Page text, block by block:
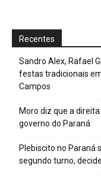
Recentes
Sandro Alex, Rafael
festas tradicionais
Campos
Moro diz que a
governo do Paraná
Plebiscito no Paraná
segundo turno,